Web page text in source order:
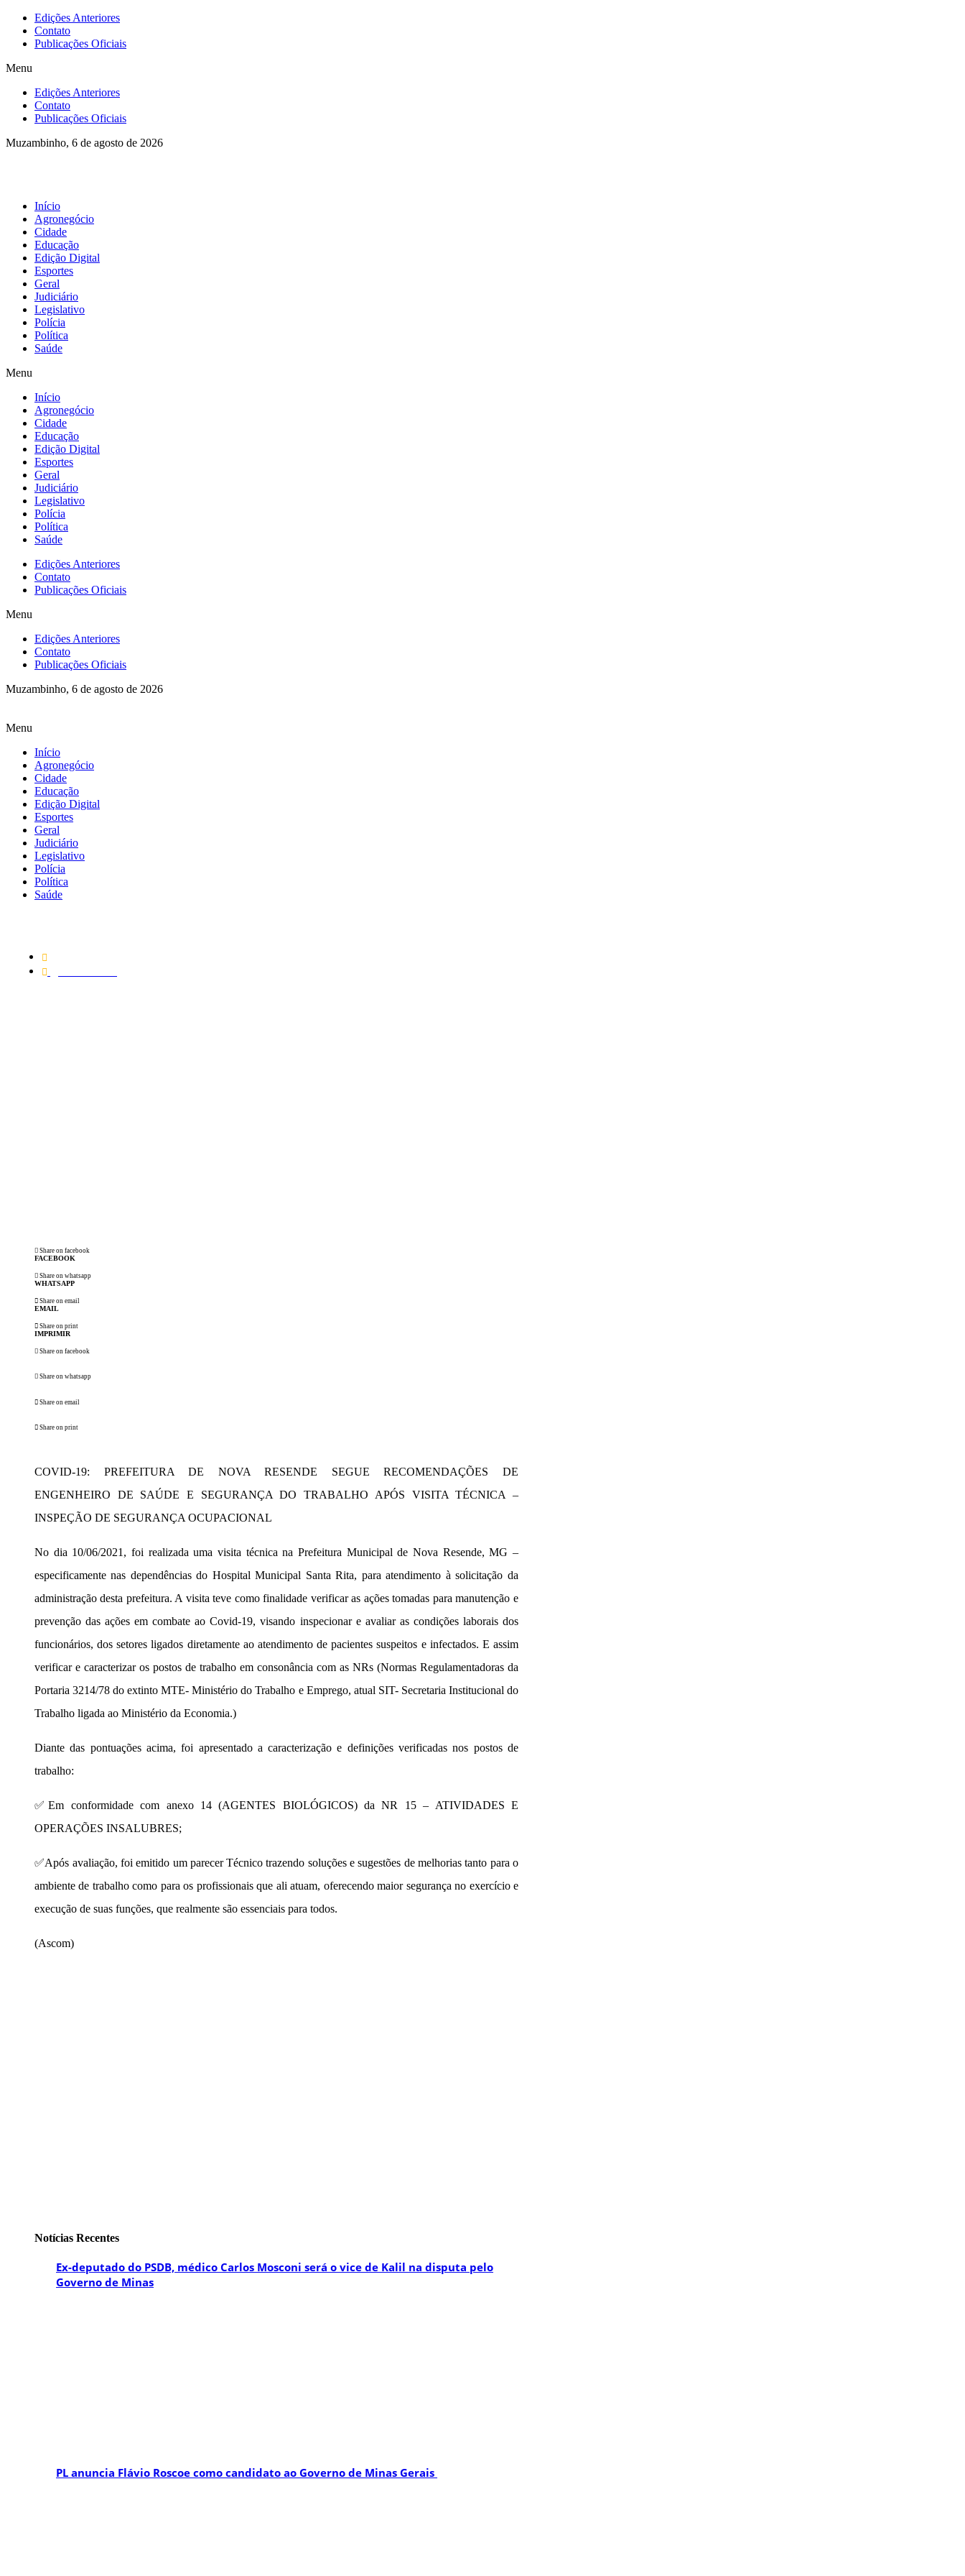
para
Edições Anteriores
Contato
Publicações Oficiais
Menu
Edições Anteriores
Contato
Publicações Oficiais
Muzambinho, 6 de agosto de 2026
Início
Agronegócio
Cidade
Educação
Edição Digital
Esportes
Geral
Judiciário
Legislativo
Polícia
Política
Saúde
Menu
Início
Agronegócio
Cidade
Educação
Edição Digital
Esportes
Geral
Judiciário
Legislativo
Polícia
Política
Saúde
Edições Anteriores
Contato
Publicações Oficiais
Menu
Edições Anteriores
Contato
Publicações Oficiais
Muzambinho, 6 de agosto de 2026
Menu
Início
Agronegócio
Cidade
Educação
Edição Digital
Esportes
Geral
Judiciário
Legislativo
Polícia
Política
Saúde
Share on facebook
FACEBOOK
Share on whatsapp
WHATSAPP
Share on email
EMAIL
Share on print
IMPRIMIR
Share on facebook
Share on whatsapp
Share on email
Share on print
COVID-19: PREFEITURA DE NOVA RESENDE SEGUE RECOMENDAÇÕES DE
ENGENHEIRO DE SAÚDE E SEGURANÇA DO TRABALHO APÓS VISITA TÉCNICA –
INSPEÇÃO DE SEGURANÇA OCUPACIONAL
No dia 10/06/2021, foi realizada uma visita técnica na Prefeitura Municipal de Nova Resende, MG –
especificamente nas dependências do Hospital Municipal Santa Rita, para atendimento à solicitação da
administração desta prefeitura. A visita teve como finalidade verificar as ações tomadas para manutenção e
prevenção das ações em combate ao Covid-19, visando inspecionar e avaliar as condições laborais dos
funcionários, dos setores ligados diretamente ao atendimento de pacientes suspeitos e infectados. E assim
verificar e caracterizar os postos de trabalho em consonância com as NRs (Normas Regulamentadoras da
Portaria 3214/78 do extinto MTE- Ministério do Trabalho e Emprego, atual SIT- Secretaria Institucional do
Trabalho ligada ao Ministério da Economia.)
Diante das pontuações acima, foi apresentado a caracterização e definições verificadas nos postos de
trabalho:
✅Em conformidade com anexo 14 (AGENTES BIOLÓGICOS) da NR 15 – ATIVIDADES E
OPERAÇÕES INSALUBRES;
✅Após avaliação, foi emitido um parecer Técnico trazendo soluções e sugestões de melhorias tanto para o
ambiente de trabalho como para os profissionais que ali atuam, oferecendo maior segurança no exercício e
execução de suas funções, que realmente são essenciais para todos.
(Ascom)
Notícias Recentes
Ex-deputado do PSDB, médico Carlos Mosconi será o vice de Kalil na disputa pelo
Governo de Minas
PL anuncia Flávio Roscoe como candidato ao Governo de Minas Gerais